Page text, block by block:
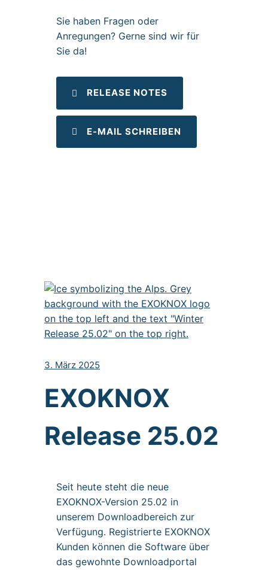
Sie haben Fragen oder
Anregungen? Gerne sind wir für
Sie da!
RELEASE NOTES
E-MAIL SCHREIBEN
3. März 2025
EXOKNOX
Release 25.02
Seit heute steht die neue
EXOKNOX-Version 25.02 in
unserem Downloadbereich zur
Verfügung. Registrierte EXOKNOX
Kunden können die Software über
das gewohnte Downloadportal